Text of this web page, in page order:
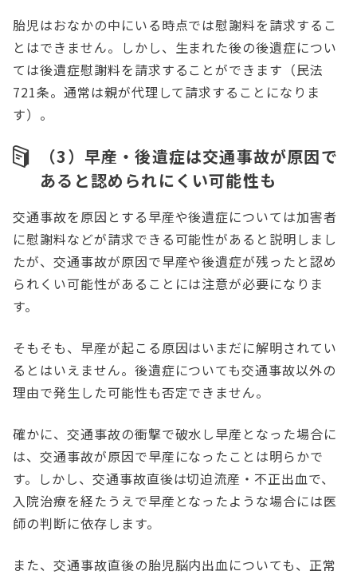
胎児はおなかの中にいる時点では慰謝料を請求するこ
とはできません。しかし、生まれた後の後遺症につい
ては後遺症慰謝料を請求することができます（民法
721条。通常は親が代理して請求することになりま
す）。
（3）早産・後遺症は交通事故が原因で
あると認められにくい可能性も
交通事故を原因とする早産や後遺症については加害者
に慰謝料などが請求できる可能性があると説明しまし
たが、交通事故が原因で早産や後遺症が残ったと認め
られくい可能性があることには注意が必要になりま
す。
そもそも、早産が起こる原因はいまだに解明されてい
るとはいえません。後遺症についても交通事故以外の
理由で発生した可能性も否定できません。
確かに、交通事故の衝撃で破水し早産となった場合に
は、交通事故が原因で早産になったことは明らかで
す。しかし、交通事故直後は切迫流産・不正出血で、
入院治療を経たうえで早産となったような場合には医
師の判断に依存します。
また、交通事故直後の胎児脳内出血についても、正常